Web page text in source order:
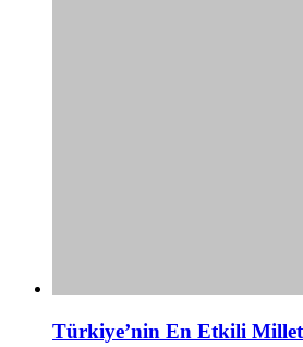
Türkiye’nin En Etkili